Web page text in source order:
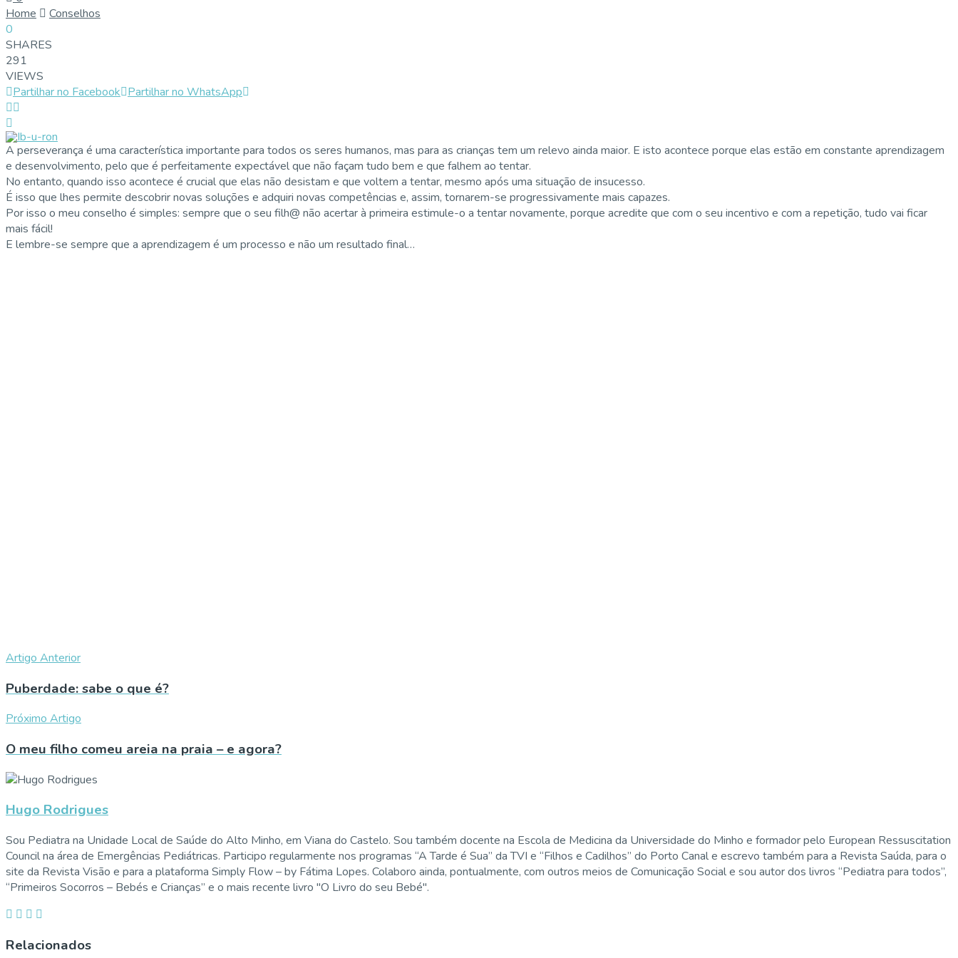
Home
Conselhos
0
SHARES
291
VIEWS
Partilhar no Facebook Partilhar no WhatsApp
A perseverança é uma característica importante para todos os seres humanos, mas para as crianças tem um relevo ainda maior. E isto acontece porque elas estão em constante aprendizagem
e desenvolvimento, pelo que é perfeitamente expectável que não façam tudo bem e que falhem ao tentar.
No entanto, quando isso acontece é crucial que elas não desistam e que voltem a tentar, mesmo após uma situação de insucesso.
É isso que lhes permite descobrir novas soluções e adquiri novas competências e, assim, tornarem-se progressivamente mais capazes.
Por isso o meu conselho é simples: sempre que o seu filh@ não acertar à primeira estimule-o a tentar novamente, porque acredite que com o seu incentivo e com a repetição, tudo vai ficar
mais fácil!
E lembre-se sempre que a aprendizagem é um processo e não um resultado final…
Artigo Anterior
Puberdade: sabe o que é?
Próximo Artigo
O meu filho comeu areia na praia – e agora?
Hugo Rodrigues
Sou Pediatra na Unidade Local de Saúde do Alto Minho, em Viana do Castelo. Sou também docente na Escola de Medicina da Universidade do Minho e formador pelo European Ressuscitation
Council na área de Emergências Pediátricas. Participo regularmente nos programas “A Tarde é Sua” da TVI e “Filhos e Cadilhos” do Porto Canal e escrevo também para a Revista Saúda, para o
site da Revista Visão e para a plataforma Simply Flow – by Fátima Lopes. Colaboro ainda, pontualmente, com outros meios de Comunicação Social e sou autor dos livros “Pediatra para todos”,
“Primeiros Socorros – Bebés e Crianças” e o mais recente livro "O Livro do seu Bebé".
Relacionados